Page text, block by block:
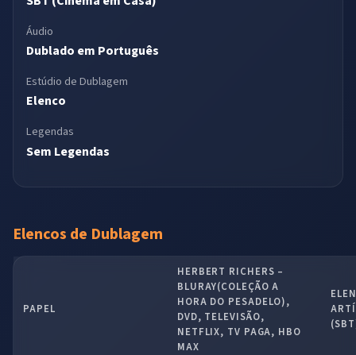
Áudio
Dublado em Português
Estúdio de Dublagem
Elenco
Legendas
Sem Legendas
Elencos de Dublagem
PAPEL
HERBERT RICHERS –
BLURAY(COLEÇÃO A
HORA DO PESADELO),
DVD, TELEVISÃO,
NETFLIX, TV PAGA, HBO
MAX